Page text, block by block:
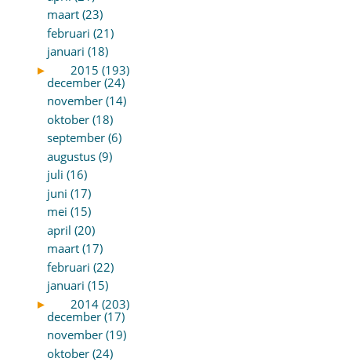
maart (23)
februari (21)
januari (18)
►
2015 (193)
december (24)
november (14)
oktober (18)
september (6)
augustus (9)
juli (16)
juni (17)
mei (15)
april (20)
maart (17)
februari (22)
januari (15)
►
2014 (203)
december (17)
november (19)
oktober (24)